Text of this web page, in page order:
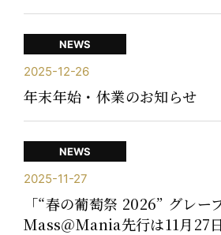
NEWS
2025-12-26
年末年始・休業のお知らせ
NEWS
2025-11-27
「“春の葡萄祭 2026” グレー
Mass＠Mania先行は11月27